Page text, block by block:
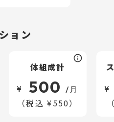
ョン
体組成計
¥ 500 /月
（税込 ¥550）
¥